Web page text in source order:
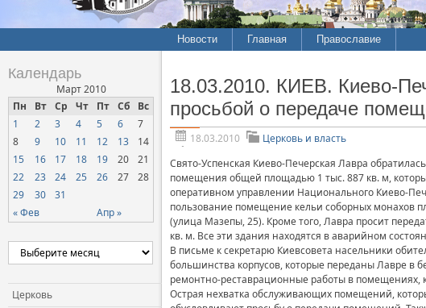
Новости
Межконфессиональные
отношения
Нарушения прав
верующих
Официальная хроника
Расколы, ереси, секты
СОЦИАЛЬНОЕ
СЛУЖЕНИЕ
Церковь и власть
Церковь и общество
Церковь и СМИ
Главная Православие
История
Митрополиты
Календарь
Март 2010
Пн
Вт Ср Чт Пт Сб Вс
« Фев Апр »
1 2 3 4 5 6
7
8
9 10 11 12 13
14
15
16 17 18 19 20
21
22
23 24 25 26 27
28
29
30 31
Церковь
18.03.2010. КИЕВ. Киево-
просьбой о передаче
18.03.2010
Церковь и власть
Свято-Успенская Киево-Печерская Лавра
помещения общей площадью 1 тыс. 887 кв. м,
оперативном управлении Национального Киево-
пользование помещение кельи соборных монахов
(улица Мазепы, 25). Кроме того, Лавра просит
кв. м. Все эти здания находятся в аварийном
В письме к секретарю Киевсовета насельники
большинства корпусов, которые переданы Лавре в
ремонтно-реставрационные работы в помещениях,
Острая нехватка обслуживающих помещений,